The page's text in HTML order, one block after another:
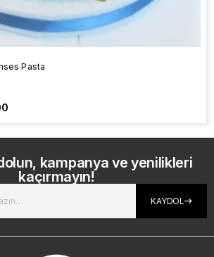
Pasta
kampanya ve yenilikleri
kaçırmayın!
KAYDOL